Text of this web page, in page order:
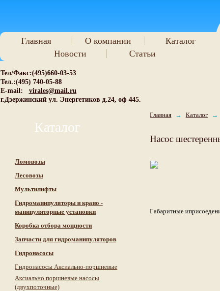
Новости Статьи
Главная О компании Каталог
Тел/Факс:(495)660-03-53
Тел.:(495) 740-05-88
E-mail:
virales@mail.ru
г.Дзержинский ул. Энергетиков д.24, оф 445.
Главная → Каталог →
Каталог
Ломовозы
Лесовозы
Мультилифты
Гидроманипуляторы и крано -
манипуляторные установки
Коробка отбора мощности
Запчасти для гидроманипуляторов
Гидронасосы
Гидронасосы Аксиально-поршневые
Аксиально поршневые насосы
(двухпоточные)
Насос
Габаритные